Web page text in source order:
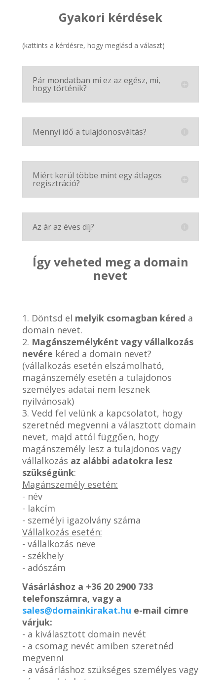
Gyakori kérdések
(kattints a kérdésre, hogy meglásd a választ)
Pár mondatban mi ez az egész, mi,
hogy történik?
Mennyi idő a tulajdonosváltás?
Miért kerül többe mint egy átlagos
regisztráció?
Az ár az éves díj?
Így veheted meg a domain
nevet
1. Döntsd el melyik csomagban kéred a
domain nevet.
2. Magánszemélyként vagy vállalkozás
nevére kéred a domain nevet?
(vállalkozás esetén elszámolható,
magánszemély esetén a tulajdonos
személyes adatai nem lesznek
nyilvánosak)
3. Vedd fel velünk a kapcsolatot, hogy
szeretnéd megvenni a választott domain
nevet, majd attól függően, hogy
magánszemély lesz a tulajdonos vagy
vállalkozás az alábbi adatokra lesz
szükségünk:
Magánszemély esetén:
- név
- lakcím
- személyi igazolvány száma
Vállalkozás esetén:
- vállalkozás neve
- székhely
- adószám
Vásárláshoz a +36 20 2900 733
telefonszámra, vagy a
sales@domainkirakat.hu e-mail címre
várjuk:
- a kiválasztott domain nevét
- a csomag nevét amiben szeretnéd
megvenni
- a vásárláshoz szükséges személyes vagy